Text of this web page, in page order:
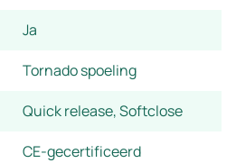
Ja
Tornado spoeling
Quick release, Softclose
CE-gecertificeerd